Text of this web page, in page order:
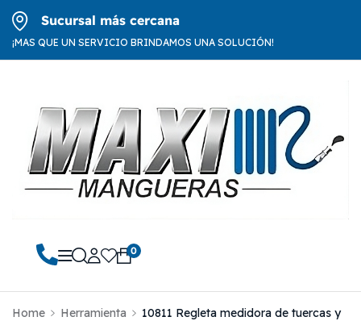
Sucursal más cercana
¡MAS QUE UN SERVICIO BRINDAMOS UNA SOLUCIÓN!
0
Home Herramienta
10811 Regleta medidora de tuercas y